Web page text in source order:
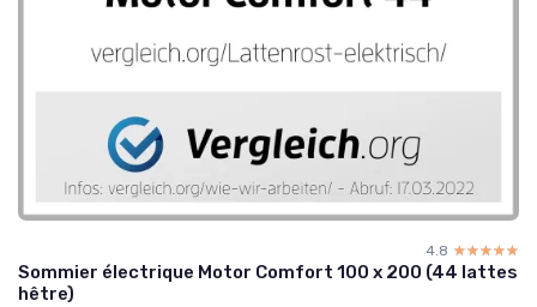
4.8 ☆☆☆☆☆
★★★★★
Sommier électrique Motor Comfort 100 x 200 (44 lattes
hêtre)